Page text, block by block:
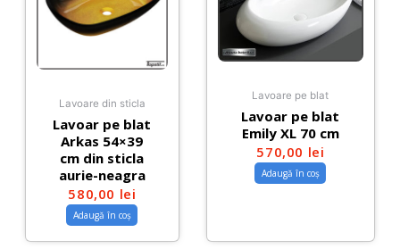
Lavoare din sticla
Lavoar pe blat
Arkas 54×39
cm din sticla
aurie-neagra
580,00 lei
Adaugă în coș
Lavoare pe blat
Lavoar pe blat
Emily XL 70 cm
570,00 lei
Adaugă în coș